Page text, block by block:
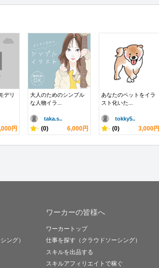
デリ
円
大人のためのシンプル
な人物イラ...
taka.s..
- (0) 6,000円
あなたのペットをイラ
スト化いた...
tokky5..
- (0) 3,000円
ング）
ワーカーの皆様へ
ワーカートップ
仕事を探す（クラウドソーシング）
スキルを出品する
スキルアフィリエイトで稼ぐ